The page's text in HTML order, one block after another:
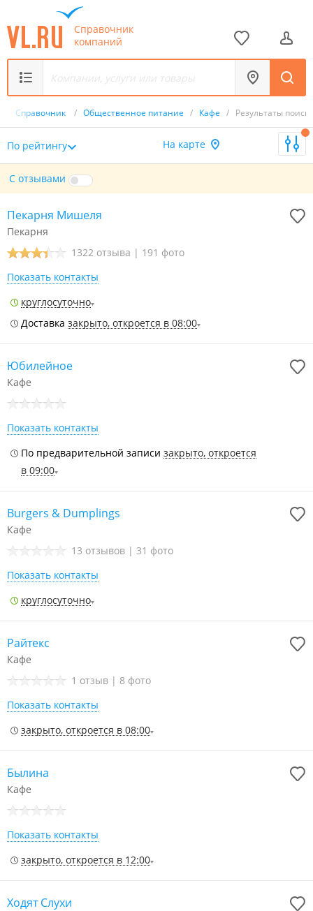
Справочник
компаний
Справочник / Общественное питание / Кафе / Результаты поиска
По рейтингу На карте
С отзывами
Пекарня Мишеля
Пекарня
1322 отзыва | 191 фото
Показать контакты
круглосуточно
Доставка закрыто, откроется в 08:00
Юбилейное
Кафе
Показать контакты
По предварительной записи закрыто, откроется
в 09:00
Burgers & Dumplings
Кафе
13 отзывов | 31 фото
Показать контакты
круглосуточно
Райтекс
Кафе
1 отзыв | 8 фото
Показать контакты
закрыто, откроется в 08:00
Былина
Кафе
Показать контакты
закрыто, откроется в 12:00
Ходят Слухи